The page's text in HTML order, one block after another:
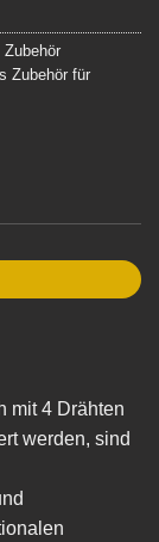
Zubehör
Zubehör für
mit 4 Drähten
werden, sind